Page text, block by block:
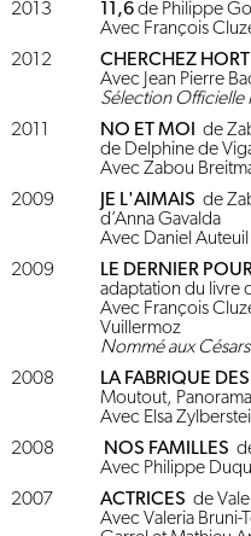
2013
11,6de Philippe
Avec François
2012
CHERCHEZ
Avec Jean Pierre
Sélection Officielle
2011
NO ET MOI
de
de Delphine de
Avec Zabou
2009
JE L'AIMAIS de
d’Anna Gavalda
Avec Daniel
2009
LE DERNIER
adaptation du livre
Avec François
Vuillermoz
Nommé aux
2008
LA FABRIQUE
Moutout,
Avec Elsa
2008
NOS FAMILLES
Avec Philippe
2007
ACTRICES de
Avec Valeria Bruni-